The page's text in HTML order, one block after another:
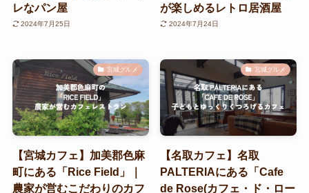
レなパン屋
2024年7月25日
が楽しめるレトロ居酒屋
2024年7月24日
宮城グルメ
【宮城カフェ】加美郡色麻
町にある「Rice Field」｜
農家が営むこだわりのカフ
宮城グルメ
【名取カフェ】名取
PALTERIAにある「Cafe
de Rose(カフェ・ド・ロー